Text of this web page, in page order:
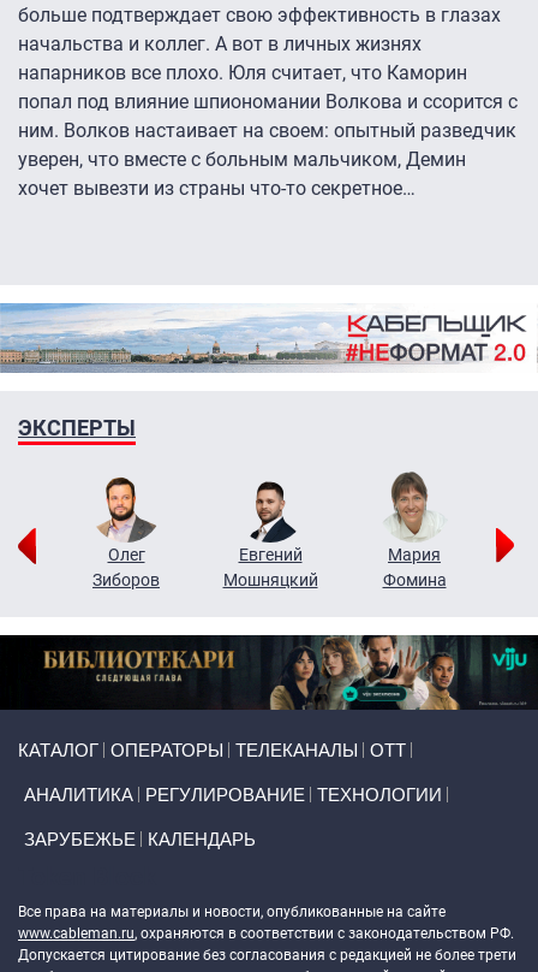
больше подтверждает свою эффективность в глазах
начальства и коллег. А вот в личных жизнях
напарников все плохо. Юля считает, что Каморин
попал под влияние шпиономании Волкова и ссорится с
ним. Волков настаивает на своем: опытный разведчик
уверен, что вместе с больным мальчиком, Демин
хочет вывезти из страны что-то секретное…
ЭКСПЕРТЫ
Олег
Зиборов
Евгений
Мошняцкий
Мария
Фомина
КАТАЛОГ ОПЕРАТОРЫ ТЕЛЕКАНАЛЫ ОТТ
АНАЛИТИКА РЕГУЛИРОВАНИЕ ТЕХНОЛОГИИ
ЗАРУБЕЖЬЕ КАЛЕНДАРЬ
Все права на материалы и новости, опубликованные на сайте
www.cableman.ru, охраняются в соответствии с законодательством РФ.
Допускается цитирование без согласования с редакцией не более трети